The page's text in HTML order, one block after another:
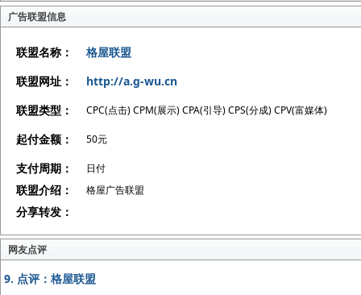
广告联盟信息
联盟名称：
格屋联盟
联盟网址：
http://a.g-wu.cn
联盟类型：
CPC(点击) CPM(展示) CPA(引导) CPS(分成) CPV(富媒体)
起付金额： 50元
支付周期： 日付
联盟介绍： 格屋广告联盟
分享转发：
网友点评
9. 点评：格屋联盟